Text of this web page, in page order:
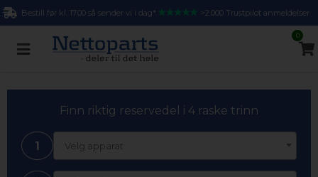
Bestill før kl. 17.00 så sender vi i dag* >2.000 Trustpilot anmeldelser
0
Finn riktig reservedel i 4 raske trinn
1 Velg apparat